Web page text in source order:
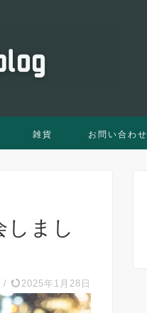
雑貨 お問い合わせ
しまし
/ 2025年1月28日